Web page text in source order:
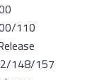
110
148/157